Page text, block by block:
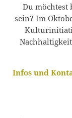
Du möchtest
sein? Im
Infos und